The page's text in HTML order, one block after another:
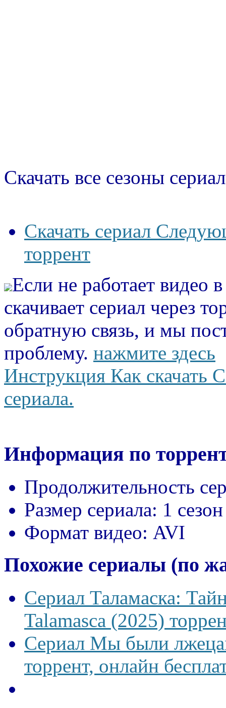
Скачать все сезоны
Скачать сериал
торрент
Если не работает видео
скачивает сериал через
обратную связь, и мы
проблему. нажмите здесь
Инструкция Как скачать
сериала.
Информация по
Продолжительность
Размер сериала: 1
Формат видео: AVI
Похожие сериалы (по
Сериал Таламаска:
Talamasca (2025)
Сериал Мы были
торрент, онлайн